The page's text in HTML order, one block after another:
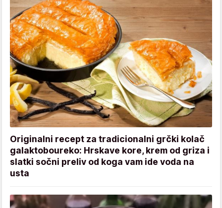
Originalni recept za tradicionalni grčki kolač
galaktoboureko: Hrskave kore, krem od griza i
slatki sočni preliv od koga vam ide voda na
usta